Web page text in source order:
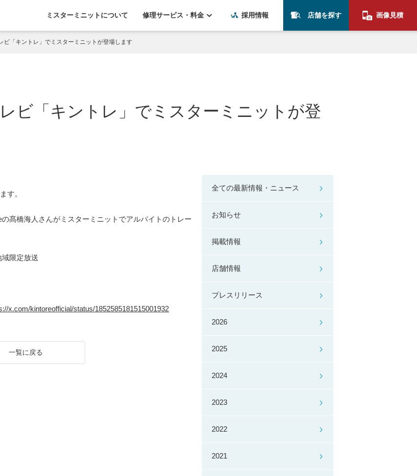
ミスターミニットについて 修理サービス・料金 採用情報 店舗を探す 画像見積
ビ「キントレ」でミスターミニットが登場します
ビ「キントレ」でミスターミニットが登
す。
髙橋海人さんがミスターミニットでアルバイトのトレー
限定放送
x.com/kintoreofficial/status/1852585181515001932
一覧に戻る
全ての最新情報・ニュース
お知らせ
掲載情報
店舗情報
プレスリリース
2026
2025
2024
2023
2022
2021